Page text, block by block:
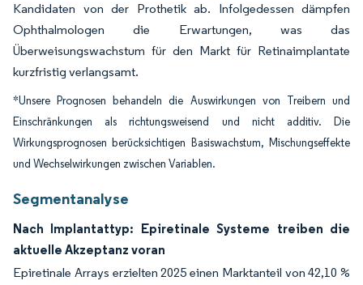
Kandidaten von der Prothetik ab. Infolgedessen dämpfen
Ophthalmologen die Erwartungen, was das
Überweisungswachstum für den Markt für Retinaimplantate
kurzfristig verlangsamt.
*Unsere Prognosen behandeln die Auswirkungen von Treibern und
Einschränkungen als richtungsweisend und nicht additiv. Die
Wirkungsprognosen berücksichtigen Basiswachstum, Mischungseffekte
und Wechselwirkungen zwischen Variablen.
Segmentanalyse
Nach Implantattyp: Epiretinale Systeme treiben die
aktuelle Akzeptanz voran
Epiretinale Arrays erzielten 2025 einen Marktanteil von 42,10 %